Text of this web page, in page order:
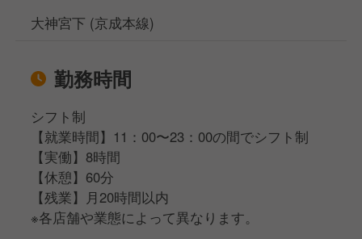
大神宮下 (京成本線)
勤務時間
シフト制
【就業時間】11：00〜23：00の間でシフト制
【実働】8時間
【休憩】60分
【残業】月20時間以内
※各店舗や業態によって異なります。